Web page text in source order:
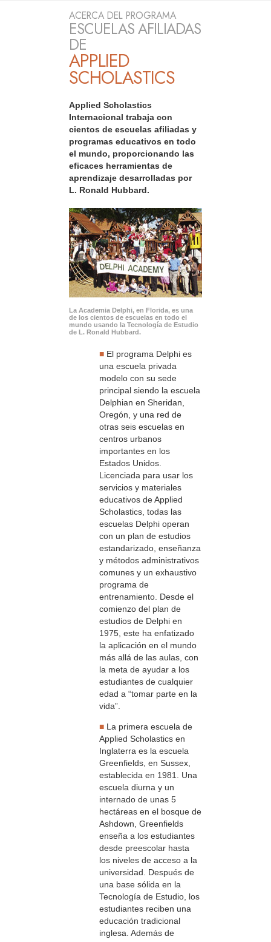
ACERCA DEL PROGRAMA
ESCUELAS AFILIADAS
DE
APPLIED
SCHOLASTICS
Applied Scholastics
Internacional trabaja con
cientos de escuelas afiliadas y
programas educativos en todo
el mundo, proporcionando las
eficaces herramientas de
aprendizaje desarrolladas por
L. Ronald Hubbard.
La Academia Delphi, en Florida, es una
de los cientos de escuelas en todo el
mundo usando la Tecnología de Estudio
de L. Ronald Hubbard.
■ El programa Delphi es
una escuela privada
modelo con su sede
principal siendo la escuela
Delphian en Sheridan,
Oregón, y una red de
otras seis escuelas en
centros urbanos
importantes en los
Estados Unidos.
Licenciada para usar los
servicios y materiales
educativos de Applied
Scholastics, todas las
escuelas Delphi operan
con un plan de estudios
estandarizado, enseñanza
y métodos administrativos
comunes y un exhaustivo
programa de
entrenamiento. Desde el
comienzo del plan de
estudios de Delphi en
1975, este ha enfatizado
la aplicación en el mundo
más allá de las aulas, con
la meta de ayudar a los
estudiantes de cualquier
edad a “tomar parte en la
vida”.
■ La primera escuela de
Applied Scholastics en
Inglaterra es la escuela
Greenfields, en Sussex,
establecida en 1981. Una
escuela diurna y un
internado de unas 5
hectáreas en el bosque de
Ashdown, Greenfields
enseña a los estudiantes
desde preescolar hasta
los niveles de acceso a la
universidad. Después de
una base sólida en la
Tecnología de Estudio, los
estudiantes reciben una
educación tradicional
inglesa. Además de